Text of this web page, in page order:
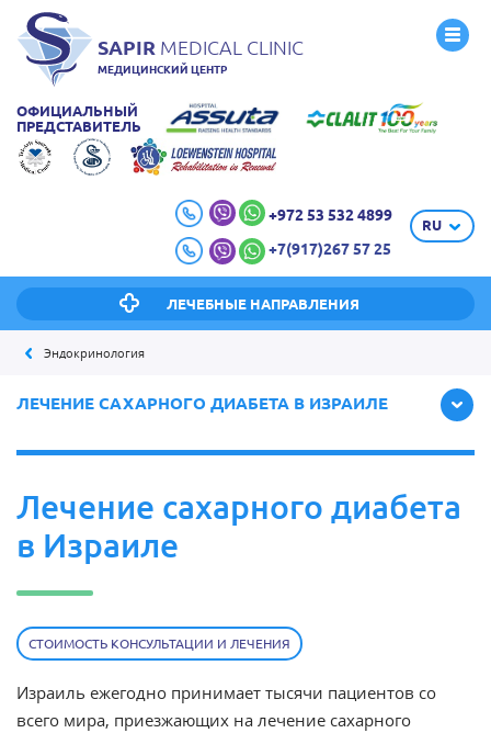
SAPIR MEDICAL CLINIC
МЕДИЦИНСКИЙ ЦЕНТР
ОФИЦИАЛЬНЫЙ
ПРЕДСТАВИТЕЛЬ
+972 53 532 4899
+7(917)267 57 25
RU
ЛЕЧЕБНЫЕ НАПРАВЛЕНИЯ
Эндокринология
ЛЕЧЕНИЕ САХАРНОГО ДИАБЕТА В ИЗРАИЛЕ
Лечение сахарного диабета
в Израиле
СТОИМОСТЬ КОНСУЛЬТАЦИИ И ЛЕЧЕНИЯ
Израиль ежегодно принимает тысячи пациентов со
всего мира, приезжающих на лечение сахарного